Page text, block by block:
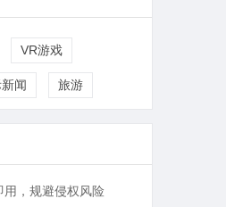
VR游戏
闻 旅游
，规避侵权风险